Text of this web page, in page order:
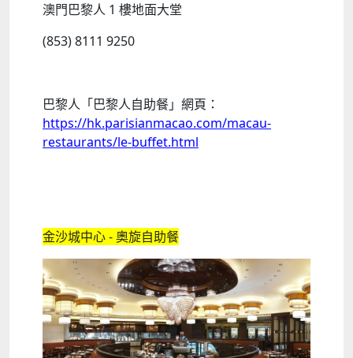
澳門巴黎人 1 樓地面大堂
(853) 8111 9250
巴黎人「巴黎人自助餐」網頁：
https://hk.parisianmacao.com/macau-
restaurants/le-buffet.html
金沙城中心 - 奧旋自助餐